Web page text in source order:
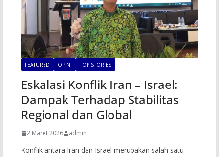
FEATURED OPINI TOP STORIES
Eskalasi Konflik Iran – Israel:
Dampak Terhadap Stabilitas
Regional dan Global
2 Maret 2026 admin
Konflik antara Iran dan Israel merupakan salah satu